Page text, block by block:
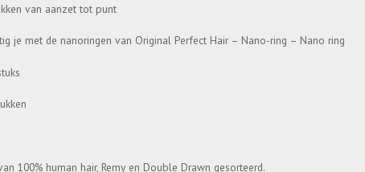
van aanzet tot punt
je met de nanoringen van Original Perfect Hair – Nano-ring – Nano ring
100% human hair, Remy en Double Drawn gesorteerd.